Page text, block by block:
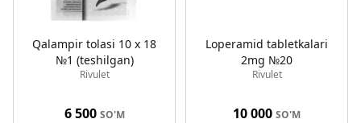
Qalampir tolasi 10 x 18
№1 (teshilgan)
Rivulet
6 500 SO'M
Loperamid tabletkalari
2mg №20
Rivulet
10 000 SO'M